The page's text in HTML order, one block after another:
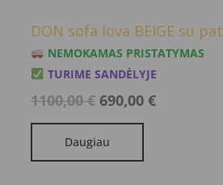
DON sofa lova BEIGE su
NEMOKAMAS PRISTATYMAS
TURIME SANDĖLYJE
1100,00€ 690,00€
Daugiau